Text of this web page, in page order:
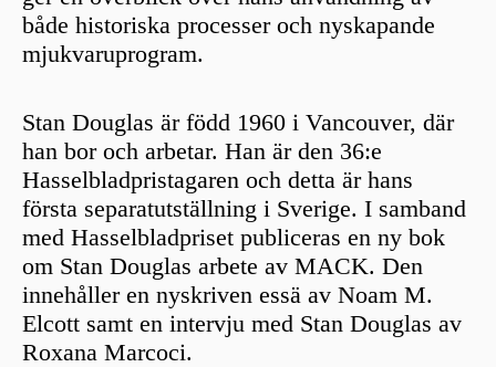
både historiska processer och nyskapande
mjukvaruprogram.
Stan Douglas är född 1960 i Vancouver, där
han bor och arbetar. Han är den 36:e
Hasselbladpristagaren och detta är hans
första separatutställning i Sverige. I samband
med Hasselbladpriset publiceras en ny bok
om Stan Douglas arbete av MACK. Den
innehåller en nyskriven essä av Noam M.
Elcott samt en intervju med Stan Douglas av
Roxana Marcoci.